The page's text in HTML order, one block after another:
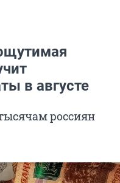
в августе
россиян